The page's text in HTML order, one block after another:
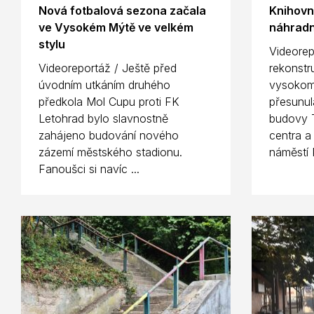
Nová fotbalová sezona začala
ve Vysokém Mýtě ve velkém
stylu
Videoreportáž / Ještě před
úvodním utkáním druhého
předkola Mol Cupu proti FK
Letohrad bylo slavnostně
zahájeno budování nového
zázemí městského stadionu.
Fanoušci si navíc ...
budovy
centra a
náměstí